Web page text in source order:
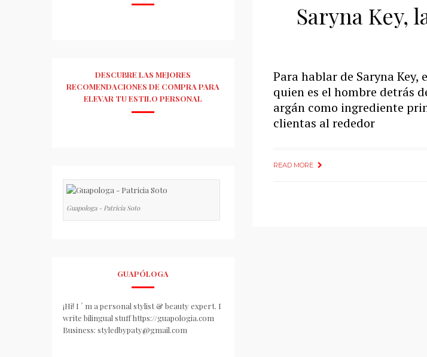
Saryna Key,
Para hablar de Saryna
quien es el hombre detrás
argán como ingrediente
clientas al rededor
READ MORE
DESCUBRE LAS MEJORES
RECOMENDACIONES DE COMPRA PARA
ELEVAR TU ESTILO PERSONAL
Guapologa - Patricia Soto
GUAPÓLOGA
¡Hi! I ´ m a personal stylist & beauty expert. I
write bilingual stuff https://guapologia.com
Business: styledbypaty@gmail.com